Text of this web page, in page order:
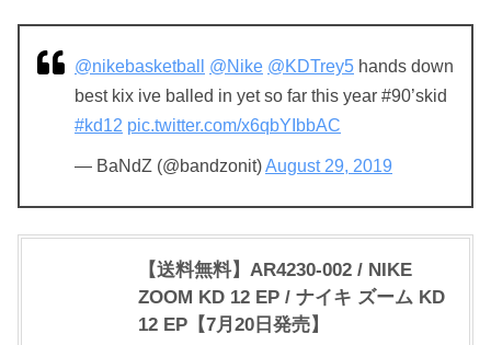
@nikebasketball @Nike @KDTrey5 hands down
best kix ive balled in yet so far this year #90’skid
#kd12 pic.twitter.com/x6qbYIbbAC
— BaNdZ (@bandzonit)August 29, 2019
【送料無料】AR4230-002 / NIKE
ZOOM KD 12 EP / ナイキ ズーム KD
12 EP【7月20日発売】